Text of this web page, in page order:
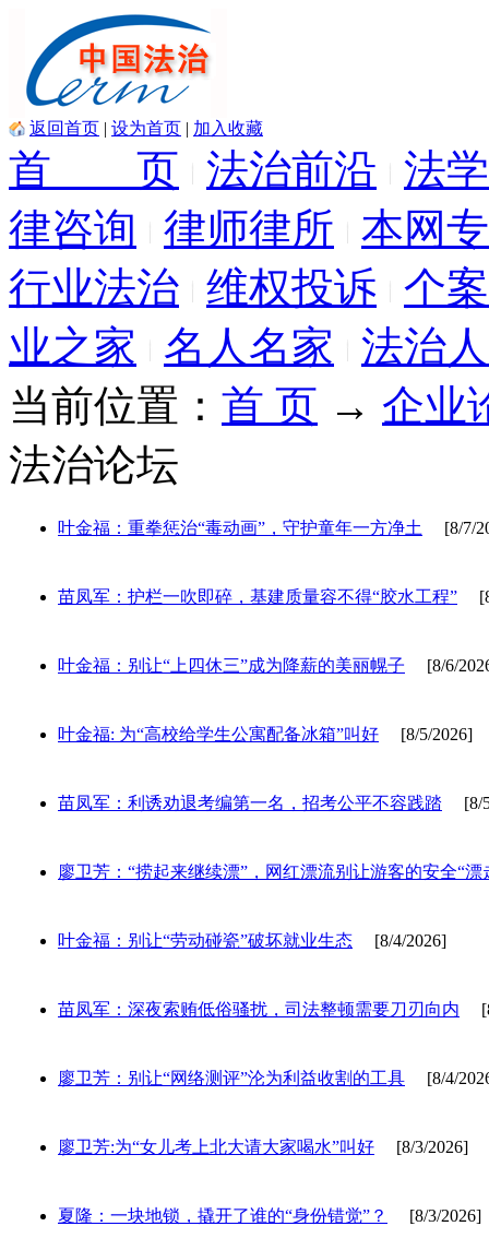
返回首页 | 设为首页 | 加入收藏
首 页 法治前沿
法
律咨询
律师律所
本网
行业法治 维权投诉
个
业之家
名人名家
法治
当前位置： 首 页 → 企业
法治论坛
叶金福：重拳惩治“毒动画”，守护童年一方净土 [8/7/
苗凤军：护栏一吹即碎，基建质量容不得“胶水工程”
叶金福：别让“上四休三”成为降薪的美丽幌子 [8/6/
叶金福: 为“高校给学生公寓配备冰箱”叫好 [8/5/2026]
苗凤军：利诱劝退考编第一名，招考公平不容践踏 [8/
廖卫芳：“捞起来继续漂”，网红漂流别让游客的安全“漂
叶金福：别让“劳动碰瓷”破坏就业生态 [8/4/2026]
苗凤军：深夜索贿低俗骚扰，司法整顿需要刀刃向内
廖卫芳：别让“网络测评”沦为利益收割的工具 [8/4/
廖卫芳:为“女儿考上北大请大家喝水”叫好 [8/3/2026]
夏隆：一块地锁，撬开了谁的“身份错觉”？ [8/3/2026]